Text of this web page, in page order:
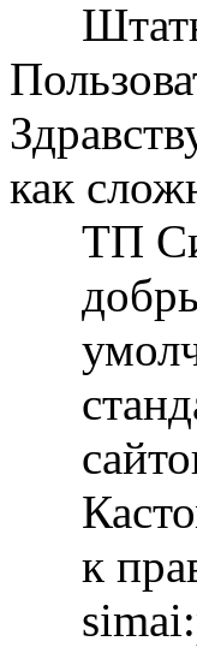
как
ТП
к